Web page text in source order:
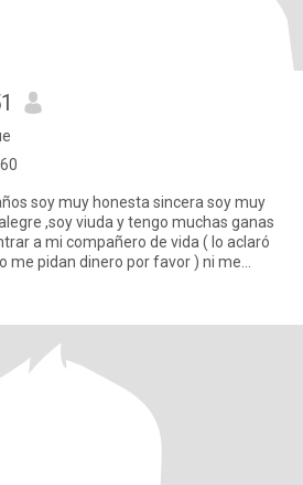
soy muy honesta sincera soy muy
,soy viuda y tengo muchas ganas
a mi compañero de vida ( lo aclaró
me pidan dinero por favor ) ni me